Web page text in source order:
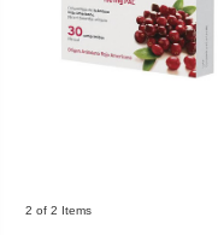
2 of 2 Items